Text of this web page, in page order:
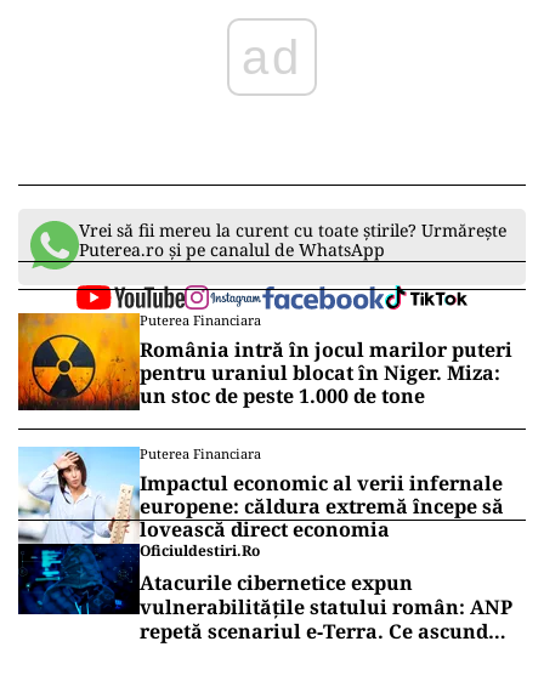
ad
Vrei să fii mereu la curent cu toate știrile? Urmărește
Puterea.ro și pe canalul de WhatsApp
Puterea Financiara
România intră în jocul marilor puteri
pentru uraniul blocat în Niger. Miza:
un stoc de peste 1.000 de tone
Puterea Financiara
Impactul economic al verii infernale
europene: căldura extremă începe să
lovească direct economia
Oficiuldestiri.ro
Atacurile cibernetice expun
vulnerabilitățile statului român: ANP
repetă scenariul e‑Terra. Ce ascund